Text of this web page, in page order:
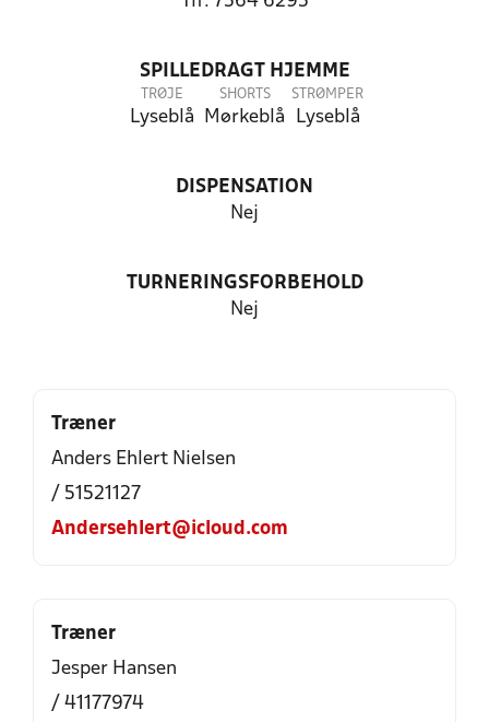
SPILLEDRAGT HJEMME
TRØJE
Lyseblå
SHORTS
Mørkeblå
STRØMPER
Lyseblå
DISPENSATION
Nej
TURNERINGSFORBEHOLD
Nej
Træner
Anders Ehlert Nielsen
/ 51521127
Andersehlert@icloud.com
Træner
Jesper Hansen
/ 41177974